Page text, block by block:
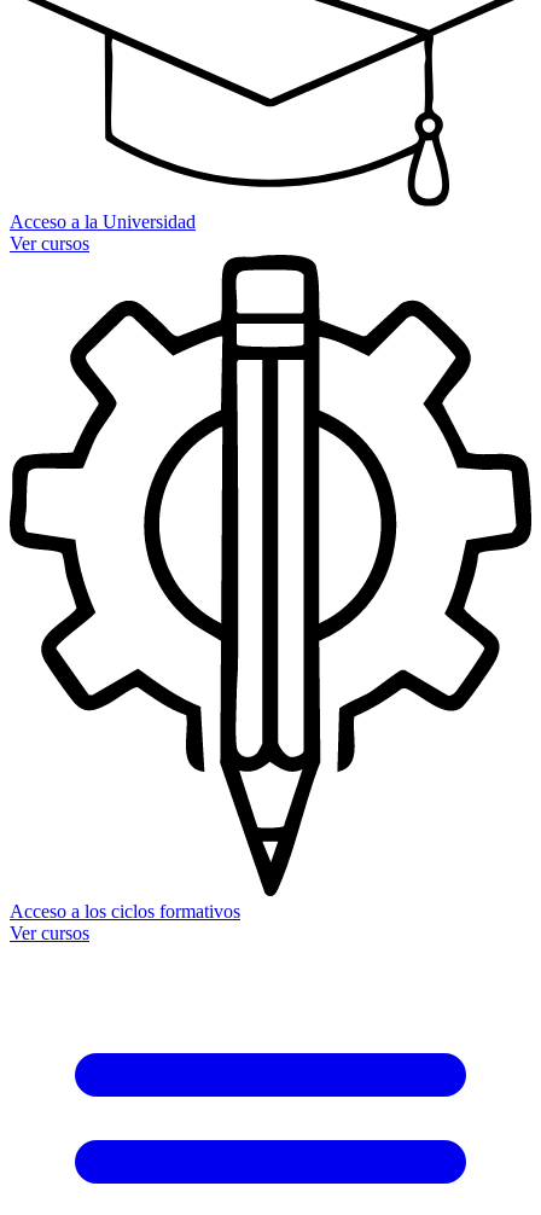
Acceso a la Universidad
Ver cursos
Acceso a los ciclos formativos
Ver cursos